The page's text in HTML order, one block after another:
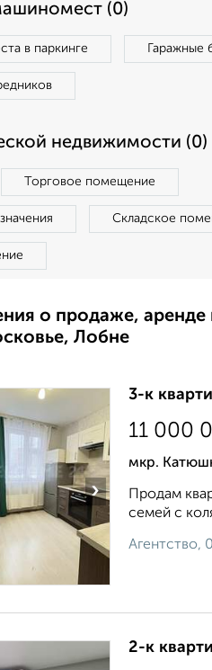
(0)
в паркинге Гаражные
недвижимости (0)
Торговое помещение
Складское
о продаже,
Лобне
›
3-к
11 000
мкр.
Продам
семей с
Агентство,
2-к